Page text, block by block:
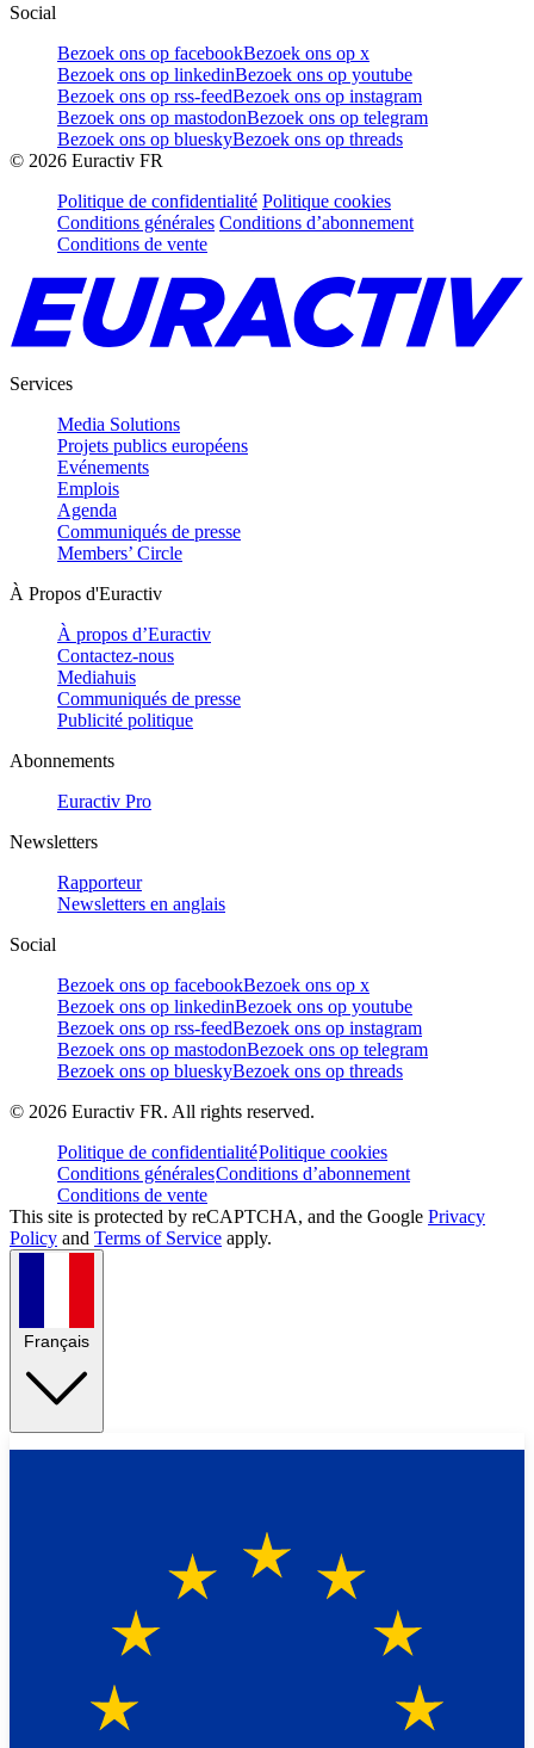
Social
Bezoek ons op facebookBezoek ons op x
Bezoek ons op linkedinBezoek ons op youtube
Bezoek ons op rss-feedBezoek ons op instagram
Bezoek ons op mastodonBezoek ons op telegram
Bezoek ons op blueskyBezoek ons op threads
© 2026 Euractiv FR
Politique de confidentialité Politique cookies
Conditions générales Conditions d’abonnement
Conditions de vente
Services
Media Solutions
Projets publics européens
Evénements
Emplois
Agenda
Communiqués de presse
Members’ Circle
À Propos d'Euractiv
À propos d’Euractiv
Contactez-nous
Mediahuis
Communiqués de presse
Publicité politique
Abonnements
Euractiv Pro
Newsletters
Rapporteur
Newsletters en anglais
Social
Bezoek ons op facebookBezoek ons op x
Bezoek ons op linkedinBezoek ons op youtube
Bezoek ons op rss-feedBezoek ons op instagram
Bezoek ons op mastodonBezoek ons op telegram
Bezoek ons op blueskyBezoek ons op threads
© 2026 Euractiv FR. All rights reserved.
Politique de confidentialitéPolitique cookies
Conditions généralesConditions d’abonnement
Conditions de vente
This site is protected by reCAPTCHA, and the Google Privacy
Policy and Terms of Service apply.
Français